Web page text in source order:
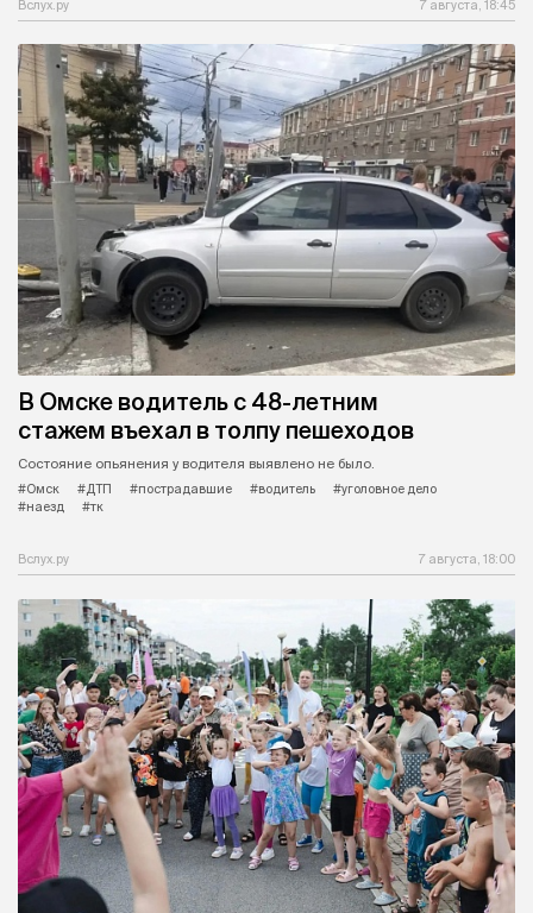
Вслух.ру 7 августа, 18:45
В Омске водитель с 48-летним
стажем въехал в толпу пешеходов
Состояние опьянения у водителя выявлено не было.
#Омск
#ДТП #пострадавшие #водитель
#уголовное дело
#наезд
#тк
Вслух.ру 7 августа, 18:00